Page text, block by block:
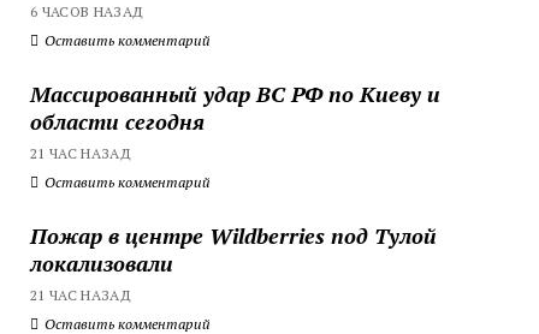
6 ЧАСОВ НАЗАД
Оставить комментарий
Массированный удар ВС РФ по Киеву и
области сегодня
21 ЧАС НАЗАД
Оставить комментарий
Пожар в центре Wildberries под Тулой
локализовали
21 ЧАС НАЗАД
Оставить комментарий